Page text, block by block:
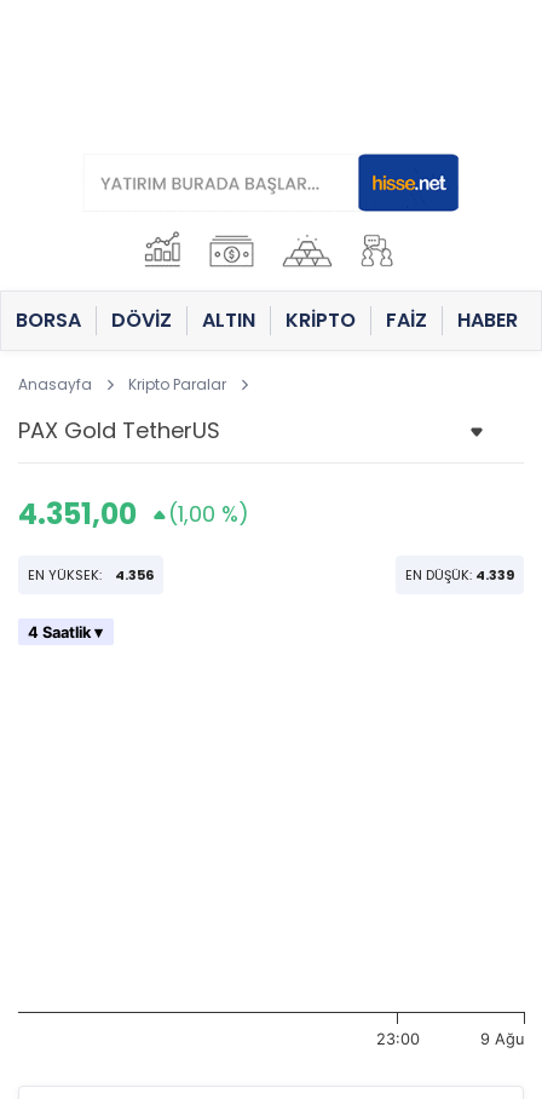
BORSA DÖVİZ ALTIN KRİPTO FAİZ HABER
Anasayfa Kripto Paralar
4.351,00 (1,00 %)
EN YÜKSEK: 4.356 EN DÜŞÜK: 4.339
4 Saatlik ▾
23:00 9 Ağu